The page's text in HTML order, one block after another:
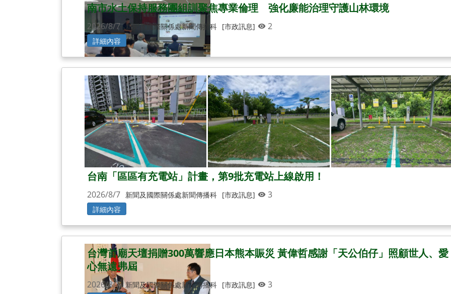
南市水土保持服務團組訓聚焦專業倫理 強化廉能治理守護山林環境
2026/8/7 新聞及國際關係處新聞傳播科 [市政訊息] 2
詳細內容
台南「區區有充電站」計畫，第9批充電站上線啟用！
2026/8/7 新聞及國際關係處新聞傳播科 [市政訊息] 3
詳細內容
台灣首廟天壇捐贈300萬響應日本熊本賑災 黃偉哲感謝「天公伯仔」照顧世人、愛
心無遠弗屆
2026/8/7 新聞及國際關係處新聞傳播科 [市政訊息] 3